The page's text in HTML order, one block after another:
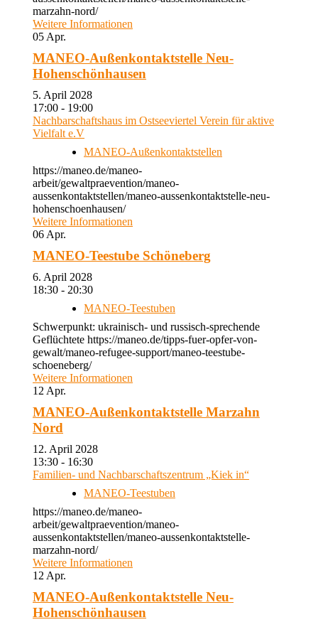
marzahn-nord/
Weitere Informationen
05 Apr.
MANEO-Außenkontaktstelle Neu-
Hohenschönhausen
5. April 2028
17:00 - 19:00
Nachbarschaftshaus im Ostseeviertel Verein für aktive
Vielfalt e.V
MANEO-Außenkontaktstellen
https://maneo.de/maneo-
arbeit/gewaltpraevention/maneo-
aussenkontaktstellen/maneo-aussenkontaktstelle-neu-
hohenschoenhausen/
Weitere Informationen
06 Apr.
MANEO-Teestube Schöneberg
6. April 2028
18:30 - 20:30
MANEO-Teestuben
Schwerpunkt: ukrainisch- und russisch-sprechende
Geflüchtete https://maneo.de/tipps-fuer-opfer-von-
gewalt/maneo-refugee-support/maneo-teestube-
schoeneberg/
Weitere Informationen
12 Apr.
MANEO-Außenkontaktstelle Marzahn
Nord
12. April 2028
13:30 - 16:30
Familien- und Nachbarschaftszentrum „Kiek in“
MANEO-Teestuben
https://maneo.de/maneo-
arbeit/gewaltpraevention/maneo-
aussenkontaktstellen/maneo-aussenkontaktstelle-
marzahn-nord/
Weitere Informationen
12 Apr.
MANEO-Außenkontaktstelle Neu-
Hohenschönhausen